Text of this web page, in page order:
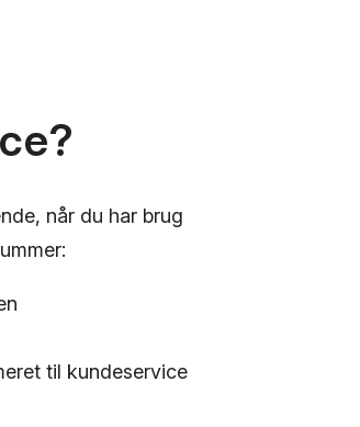
når du har brug
til kundeservice